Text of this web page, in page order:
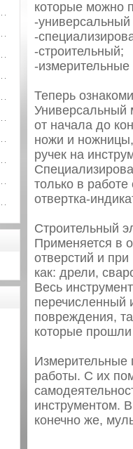
которые можно
-
-
-строительный;
-
Теперь
Универсальный
от начала до
ножи и
ручек на
только в
отвертка-
Строительный
Применяется в
отверстий и
как: дрели,
Весь
перечисленный
повреждения,
которые прошли
Измерительные
работы. С их
инструментом.
конечно же,